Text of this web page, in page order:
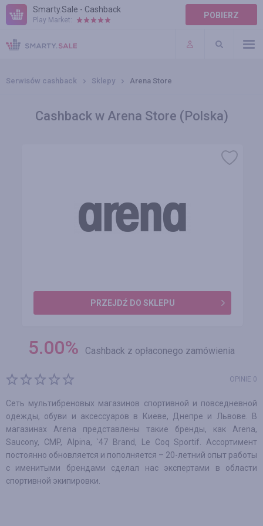
Smarty.Sale - Cashback
Play Market: POBIERZ
POMOC
WARUNKI
Serwisów cashback Sklepy Arena Store
Cashback w Arena Store (Polska)
PRZEJDŹ DO SKLEPU
5.00% Cashback z opłaconego zamówienia
OPINIE 0
Сеть мультибреновых магазинов спортивной и повседневной
одежды, обуви и аксессуаров в Киеве, Днепре и Львове. В
магазинах Arena представлены такие бренды, как Arena,
Saucony, CMP, Alpina, `47 Brand, Le Coq Sportif. Ассортимент
постоянно обновляется и пополняется – 20-летний опыт работы
с именитыми брендами сделал нас экспертами в области
спортивной экипировки.